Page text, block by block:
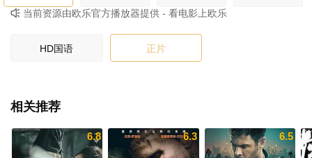
HN云 JS云
 当前资源由欧乐官方播放器提供 - 看电影上欧乐
HD国语 正片
相关推荐
6.8 6.3 6.5